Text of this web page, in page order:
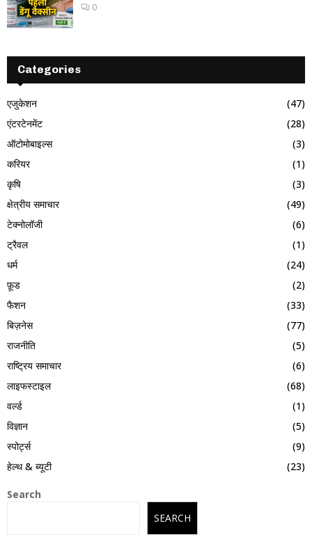
0
Categories
एजुकेशन
(47)
एंटरटेनमेंट
(28)
ऑटोमोबाइल्स
(3)
करियर
(1)
कृषि
(3)
क्षेत्रीय समाचार
(49)
टेक्नोलॉजी
(6)
ट्रैवल
(1)
धर्म
(24)
फ़ूड
(2)
फैशन
(33)
बिज़नेस
(77)
राजनीति
(5)
राष्ट्रिय समाचार
(6)
लाइफस्टाइल
(68)
वर्ल्ड
(1)
विज्ञान
(5)
स्पोर्ट्स
(9)
हेल्थ & ब्यूटी
(23)
Search
SEARCH